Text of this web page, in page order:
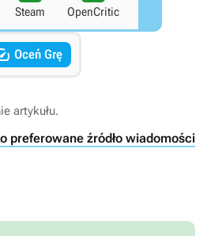
Steam OpenCritic
Oceń Grę
artykułu.
preferowane źródło wiadomości